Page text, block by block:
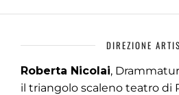
DIREZIONE
Roberta Nicolai,
il triangolo scaleno teatro di